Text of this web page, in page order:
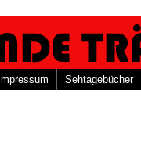
Impressum Sehtagebücher